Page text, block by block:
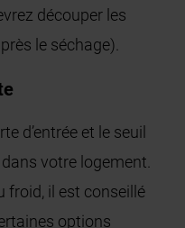
découper les
le séchage).
d’entrée et le seuil
votre logement.
froid, il est conseillé
options